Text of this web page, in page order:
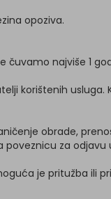
opoziva.
čuvamo najviše
korištenih
obrade,
poveznicu za
je pritužba ili